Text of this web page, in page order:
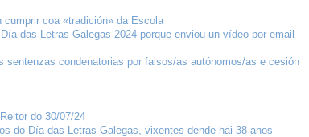
coa «tradición» da Escola
das Letras Galegas 2024 porque enviou un vídeo por email
condenatorias por falsos/as autónomos/as e cesión
do 30/07/24
do Día das Letras Galegas, vixentes dende hai 38 anos